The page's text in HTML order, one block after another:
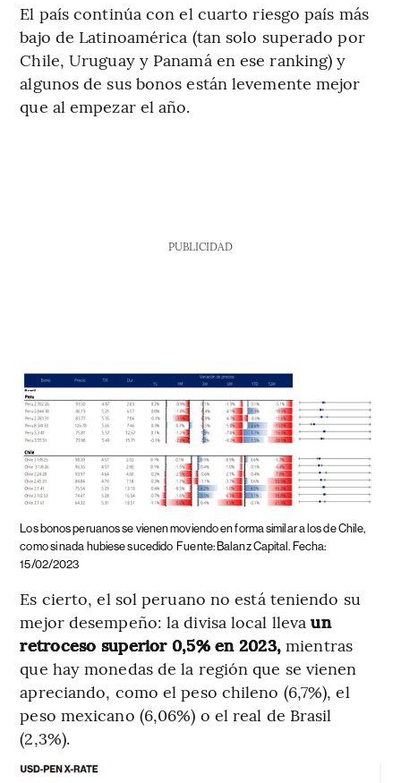
El país continúa con el cuarto riesgo país más
bajo de Latinoamérica (tan solo superado por
Chile, Uruguay y Panamá en ese ranking) y
algunos de sus bonos están levemente mejor
que al empezar el año.
PUBLICIDAD
Los bonos peruanos se vienen moviendo en forma similar a los de Chile,
como si nada hubiese sucedido Fuente: Balanz Capital. Fecha:
15/02/2023
Es cierto, el sol peruano no está teniendo su
mejor desempeño: la divisa local lleva un
retroceso superior 0,5% en 2023, mientras
que hay monedas de la región que se vienen
apreciando, como el peso chileno (6,7%), el
peso mexicano (6,06%) o el real de Brasil
(2,3%).